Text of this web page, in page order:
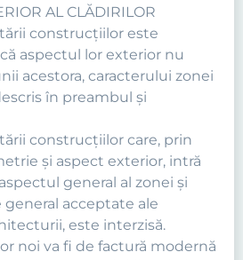
AL CLĂDIRILOR
construcţiilor este
aspectul lor exterior nu
acestora, caracterului zonei
în preambul şi
construcţiilor care, prin
şi aspect exterior, intră
general al zonei şi
general acceptate ale
este interzisă.
noi va fi de factură modernă